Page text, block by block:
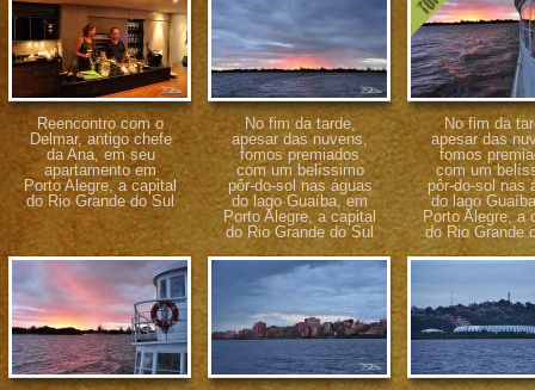
Reencontro com o
Delmar, antigo chefe
da Ana, em seu
apartamento em
Porto Alegre, a capital
do Rio Grande do Sul
No fim da tarde,
apesar das nuvens,
fomos premiados
com um belíssimo
pôr-do-sol nas águas
do lago Guaíba, em
Porto Alegre, a capital
do Rio Grande do Sul
No fim da
apesar das
fomos
com um
pôr-do-sol nas
do lago
Porto Alegre, a
do Rio Grande